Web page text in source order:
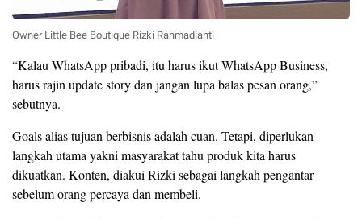
Owner Little Bee Boutique Rizki Rahmadianti
“Kalau WhatsApp pribadi, itu harus ikut WhatsApp Business,
harus rajin update story dan jangan lupa balas pesan orang,”
sebutnya.
Goals alias tujuan berbisnis adalah cuan. Tetapi, diperlukan
langkah utama yakni masyarakat tahu produk kita harus
dikuatkan. Konten, diakui Rizki sebagai langkah pengantar
sebelum orang percaya dan membeli.